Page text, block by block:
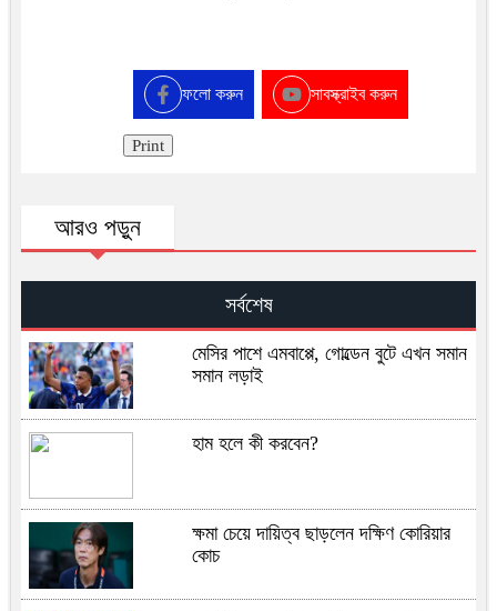
ফলো করুন সাবস্ক্রাইব করুন
Print
আরও পড়ুন
সর্বশেষ
মেসির পাশে এমবাপ্পে, গোল্ডেন বুটে এখন সমান
সমান লড়াই
হাম হলে কী করবেন?
ক্ষমা চেয়ে দায়িত্ব ছাড়লেন দক্ষিণ কোরিয়ার
কোচ